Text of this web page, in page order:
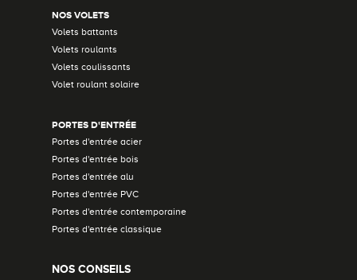
NOS VOLETS
Volets battants
Volets roulants
Volets coulissants
Volet roulant solaire
PORTES D'ENTRÉE
Portes d'entrée acier
Portes d'entrée bois
Portes d'entrée alu
Portes d'entrée PVC
Portes d'entrée contemporaine
Portes d'entrée classique
NOS CONSEILS